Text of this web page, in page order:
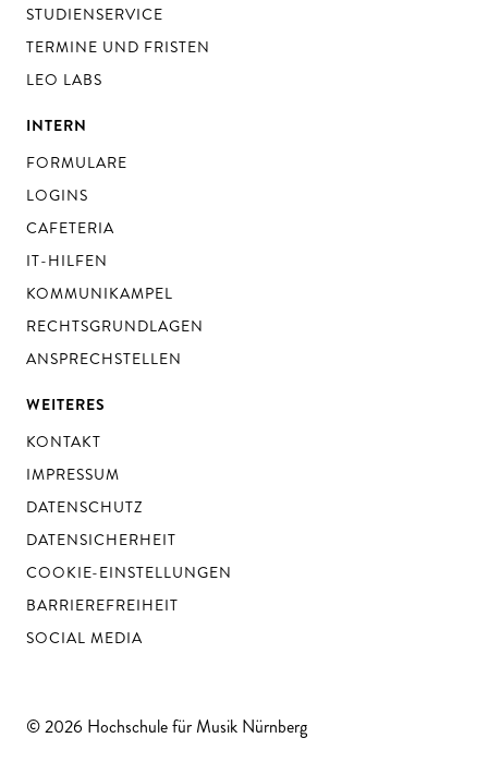
STUDIENSERVICE
TERMINE UND FRISTEN
LEO LABS
INTERN
FORMULARE
LOGINS
CAFETERIA
IT-HILFEN
KOMMUNIKAMPEL
RECHTSGRUNDLAGEN
ANSPRECHSTELLEN
WEITERES
KONTAKT
IMPRESSUM
DATENSCHUTZ
DATENSICHERHEIT
COOKIE-EINSTELLUNGEN
BARRIEREFREIHEIT
SOCIAL MEDIA
© 2026 Hochschule für Musik Nürnberg